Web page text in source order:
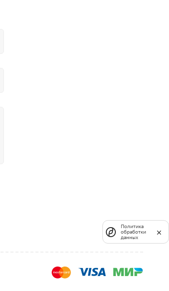
Политика
обработки
данных